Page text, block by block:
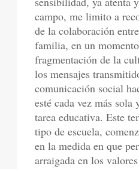
campo, me limito a
de la colaboración
familia, en un
fragmentación de la
los mensajes
comunicación social
esté cada vez más sola
tarea educativa. Este
tipo de escuela,
en la medida en que
arraigada en los